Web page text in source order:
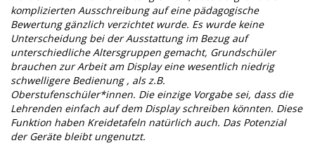
komplizierten Ausschreibung auf eine pädagogische
Bewertung gänzlich verzichtet wurde. Es wurde keine
Unterscheidung bei der Ausstattung im Bezug auf
unterschiedliche Altersgruppen gemacht, Grundschüler
brauchen zur Arbeit am Display eine wesentlich niedrig
schwelligere Bedienung , als z.B.
Oberstufenschüler*innen. Die einzige Vorgabe sei, dass die
Lehrenden einfach auf dem Display schreiben könnten. Diese
Funktion haben Kreidetafeln natürlich auch. Das Potenzial
der Geräte bleibt ungenutzt.